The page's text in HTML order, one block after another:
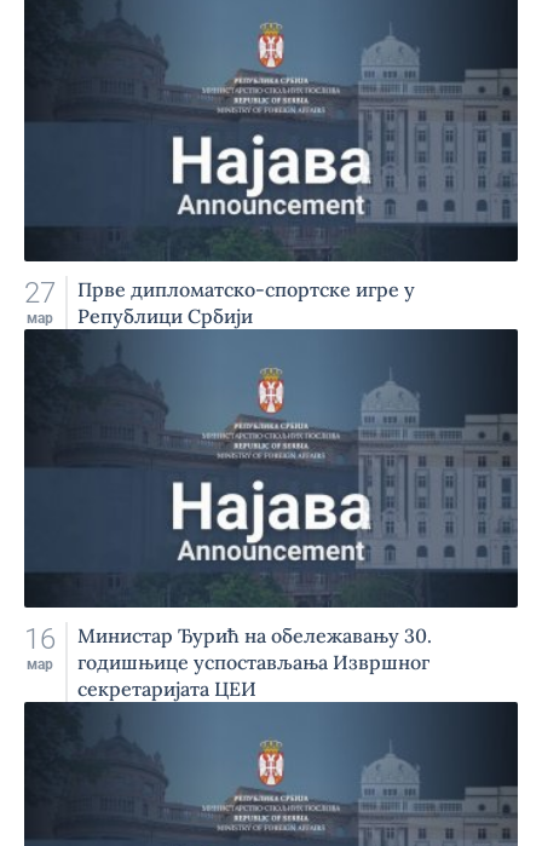
27
мар
Прве дипломатско-спортске игре у
Републици Србији
16
мар
Министар Ђурић на обележавању 30.
годишњице успостављања Извршног
секретаријата ЦЕИ